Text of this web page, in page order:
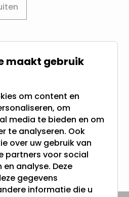
9.4/10
gingen u voor
+ snel geleverd
NL & BE
retour
maakt gebruik
om content en
om
media te bieden en om
te analyseren. Ook
over uw gebruik van
partners voor social
analyse. Deze
gegevens
informatie die u